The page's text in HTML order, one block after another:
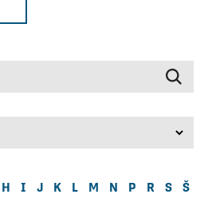
H I J K L M N P R S Š